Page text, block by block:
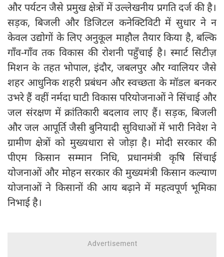
और पर्यटन जैसे प्रमुख क्षेत्रों में उल्लेखनीय प्रगति दर्ज की है।
सड़क, बिजली और डिजिटल कनेक्टिविटी में सुधार ने न
केवल उद्योगों के लिए अनुकूल माहौल तैयार किया है, बल्कि
गाँव-गाँव तक विकास की रोशनी पहुँचाई है। स्मार्ट सिटीज़
मिशन के तहत भोपाल, इंदौर, जबलपुर और ग्वालियर जैसे
शहर आधुनिक शहरी प्रबंधन और स्वच्छता के मॉडल बनकर
उभरे हैं वहीं नर्मदा घाटी विकास परियोजनाओं ने सिंचाई और
जल संरक्षण में क्रांतिकारी बदलाव लाए हैं। सड़क, बिजली
और जल आपूर्ति जैसी बुनियादी सुविधाओं में भारी निवेश ने
ग्रामीण क्षेत्रों को मुख्यधारा से जोड़ा है। मोदी सरकार की
पीएम किसान सम्मान निधि, प्रधानमंत्री कृषि सिंचाई
योजनाओं और मोहन सरकार की मुख्यमंत्री किसान कल्याण
योजनाओं ने किसानों की आय बढ़ाने में महत्वपूर्ण भूमिका
निभाई है।